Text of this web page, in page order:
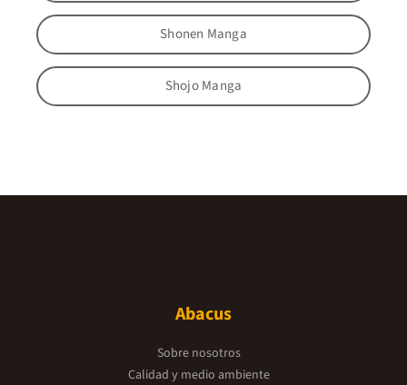
Shonen Manga
Shojo Manga
Abacus
Sobre nosotros
Calidad y medio ambiente